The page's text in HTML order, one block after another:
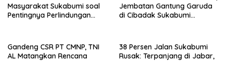
Masyarakat Sukabumi soal
Pentingnya Perlindungan
Jembatan Gantung Garuda
di Cibadak Sukabumi
Gandeng CSR PT CMNP, TNI
AL Matangkan Rencana
38 Persen Jalan Sukabumi
Rusak: Terpanjang di Jabar,